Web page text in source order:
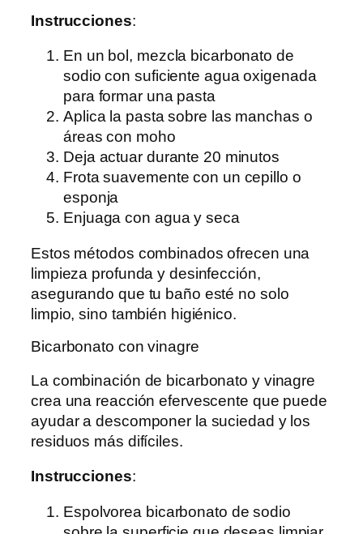
Instrucciones:
En un bol, mezcla bicarbonato de
sodio con suficiente agua oxigenada
para formar una pasta
Aplica la pasta sobre las manchas o
áreas con moho
Deja actuar durante 20 minutos
Frota suavemente con un cepillo o
esponja
Enjuaga con agua y seca
Estos métodos combinados ofrecen una
limpieza profunda y desinfección,
asegurando que tu baño esté no solo
limpio, sino también higiénico.
Bicarbonato con vinagre
La combinación de bicarbonato y vinagre
crea una reacción efervescente que puede
ayudar a descomponer la suciedad y los
residuos más difíciles.
Instrucciones:
Espolvorea bicarbonato de sodio